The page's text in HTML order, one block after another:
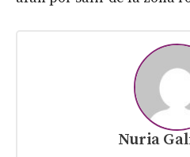
Nuria